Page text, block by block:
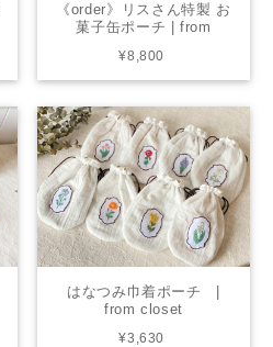
《order》リスさん特製 お
菓子缶ポーチ | from
¥8,800
はなつみ巾着ポーチ |
from closet
¥3,630